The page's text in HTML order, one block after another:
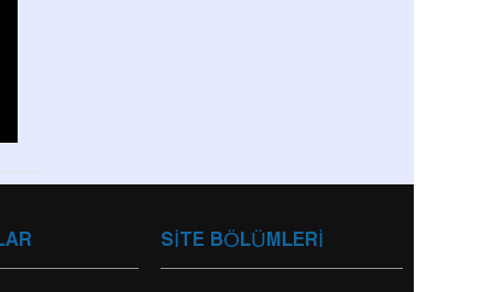
SİTE BÖLÜMLERİ